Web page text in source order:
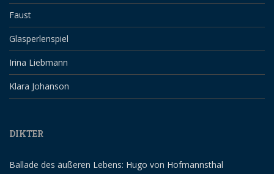
Faust
Glasperlenspiel
Irina Liebmann
Klara Johanson
DIKTER
Ballade des äußeren Lebens: Hugo von Hofmannsthal